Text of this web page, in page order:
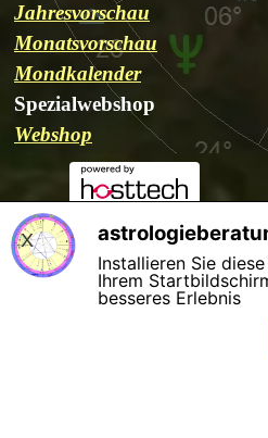
Jahresvorschau
Monatsvorschau
Mondkalender
Spezialwebshop
Webshop
Kontakt
Datenschutzerklärung
Cookie-Richtlinie
Select Language▼
Zurück zum Seiteninhalt
Installieren Sie
Ihrem
besseres Erlebnis
X